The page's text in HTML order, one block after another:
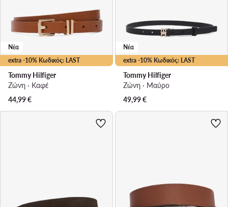
extra -10% Κωδικός: LAST
Νέα
Tommy Hilfiger
Ζώνη · Καφέ
44,99€
extra -10% Κωδικός: LAST
Νέα
Tommy Hilfiger
Ζώνη · Μαύρο
49,99€